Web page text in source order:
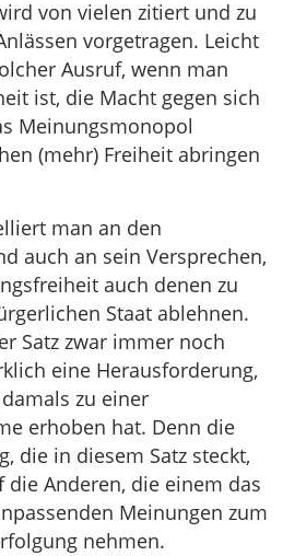
von vielen zitiert und zu
vorgetragen. Leicht
Ausruf, wenn man
ist, die Macht gegen sich
Meinungsmonopol
(mehr) Freiheit abringen
man an den
auch an sein Versprechen,
auch denen zu
Staat ablehnen.
Satz zwar immer noch
eine Herausforderung,
zu einer
erhoben hat. Denn die
die in diesem Satz steckt,
Anderen, die einem das
Meinungen zum
nehmen.